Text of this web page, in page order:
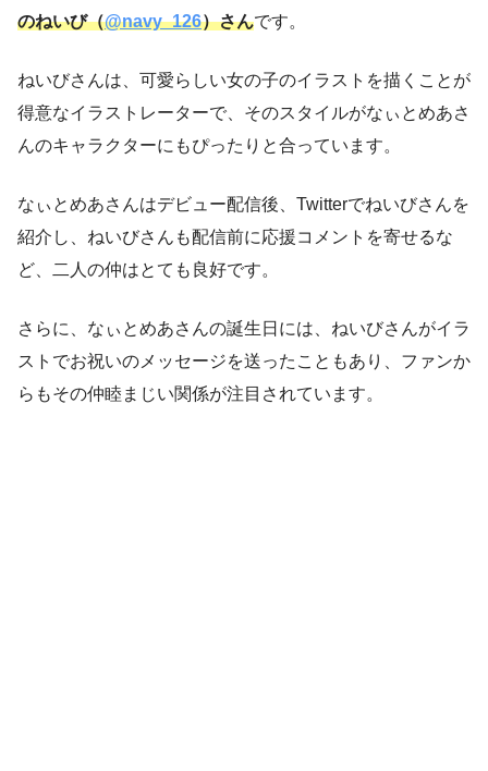
のねいび（@navy_126）さんです。
ねいびさんは、可愛らしい女の子のイラストを描くことが
得意なイラストレーターで、そのスタイルがなぃとめあさ
んのキャラクターにもぴったりと合っています。
なぃとめあさんはデビュー配信後、Twitterでねいびさんを
紹介し、ねいびさんも配信前に応援コメントを寄せるな
ど、二人の仲はとても良好です。
さらに、なぃとめあさんの誕生日には、ねいびさんがイラ
ストでお祝いのメッセージを送ったこともあり、ファンか
らもその仲睦まじい関係が注目されています。